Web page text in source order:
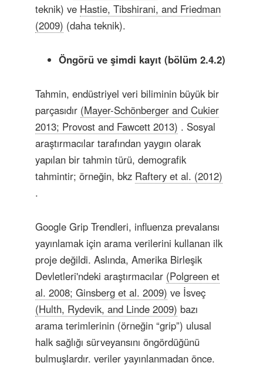
teknik) ve Hastie, Tibshirani, and Friedman
(2009) (daha teknik).
Öngörü ve şimdi kayıt (bölüm 2.4.2)
Tahmin, endüstriyel veri biliminin büyük bir
parçasıdır (Mayer-Schönberger and Cukier
2013; Provost and Fawcett 2013) . Sosyal
araştırmacılar tarafından yaygın olarak
yapılan bir tahmin türü, demografik
tahmintir; örneğin, bkz Raftery et al. (2012)
.
Google Grip Trendleri, influenza prevalansı
yayınlamak için arama verilerini kullanan ilk
proje değildi. Aslında, Amerika Birleşik
Devletleri'ndeki araştırmacılar (Polgreen et
al. 2008; Ginsberg et al. 2009) ve İsveç
(Hulth, Rydevik, and Linde 2009) bazı
arama terimlerinin (örneğin “grip”) ulusal
halk sağlığı sürveyansını öngördüğünü
bulmuşlardır. veriler yayınlanmadan önce.